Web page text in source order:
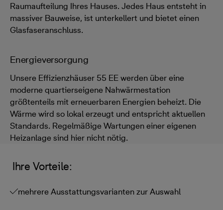
Raumaufteilung Ihres Hauses. Jedes Haus entsteht in
massiver Bauweise, ist unterkellert und bietet einen
Glasfaseranschluss.
Energieversorgung
Unsere Effizienzhäuser 55 EE werden über eine
moderne quartierseigene Nahwärmestation
größtenteils mit erneuerbaren Energien beheizt. Die
Wärme wird so lokal erzeugt und entspricht aktuellen
Standards. Regelmäßige Wartungen einer eigenen
Heizanlage sind hier nicht nötig.
Ihre Vorteile:
mehrere Ausstattungsvarianten zur Auswahl